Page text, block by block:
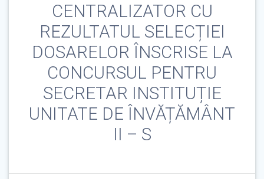
CENTRALIZATOR CU
REZULTATUL SELECȚIEI
DOSARELOR ÎNSCRISE LA
CONCURSUL PENTRU
SECRETAR INSTITUȚIE
UNITATE DE ÎNVĂȚĂMÂNT
II – S